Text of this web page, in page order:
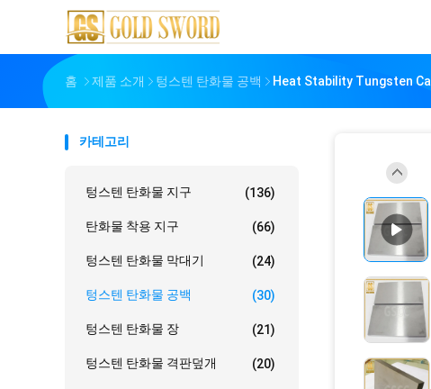
홈 제품 소개 텅스텐 탄화물 공백 Heat Stability Tungsten
카테고리
텅스텐 탄화물 지구 (136)
탄화물 착용 지구 (66)
텅스텐 탄화물 막대기 (24)
텅스텐 탄화물 공백 (30)
텅스텐 탄화물 장 (21)
텅스텐 탄화물 격판덮개 (20)